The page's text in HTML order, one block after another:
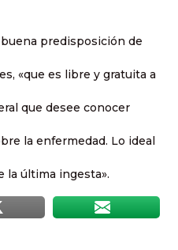
predisposición de
«que es libre y gratuita a
que desee conocer
la enfermedad. Lo ideal
la última ingesta».